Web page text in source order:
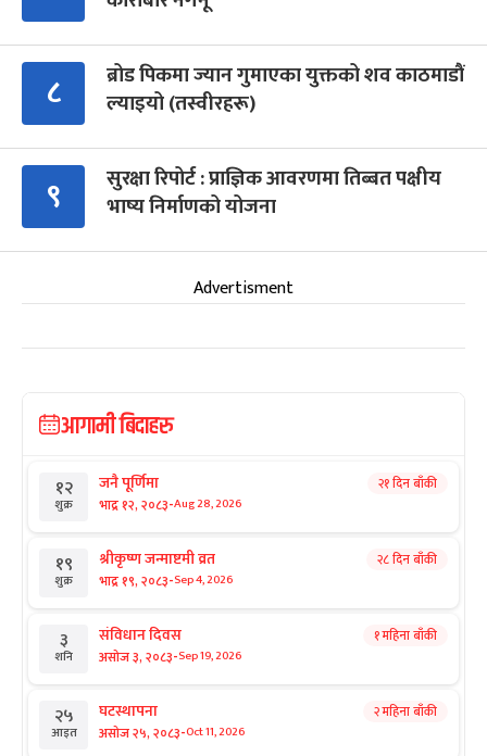
८
ब्रोड पिकमा ज्यान गुमाएका युक्तको शव काठमाडौं
ल्याइयो (तस्वीरहरू)
९
सुरक्षा रिपोर्ट : प्राज्ञिक आवरणमा तिब्बत पक्षीय
भाष्य निर्माणको योजना
Advertisment
आगामी बिदाहरु
१२
शुक्र
जनै पूर्णिमा
भाद्र १२, २०८३-Aug 28, 2026
२१ दिन बाँकी
१९
शुक्र
श्रीकृष्ण जन्माष्टमी व्रत
भाद्र १९, २०८३-Sep 4, 2026
२८ दिन बाँकी
३
शनि
संविधान दिवस
असोज ३, २०८३-Sep 19, 2026
१ महिना बाँकी
२५
आइत
घटस्थापना
असोज २५, २०८३-Oct 11, 2026
२ महिना बाँकी